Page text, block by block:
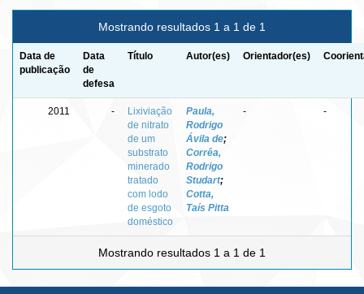
Mostrando resultados 1 a 1 de 1
Data de
publicação
Data
de
defesa
Título Autor(es) Orientador(es)
2011 -
Lixiviação
de nitrato
de um
substrato
minerado
tratado
com lodo
de esgoto
doméstico
Paula,
Rodrigo
Ávila de;
Corrêa,
Rodrigo
Studart;
Cotta,
Taís Pitta
- -
Mostrando resultados 1 a 1 de 1